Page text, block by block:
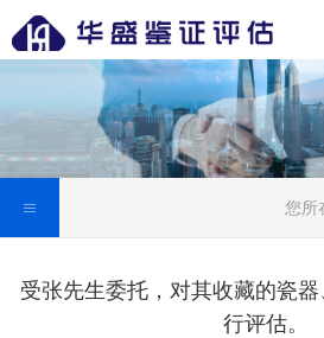
您所
受张先生委托，对其收藏的瓷
行评估。